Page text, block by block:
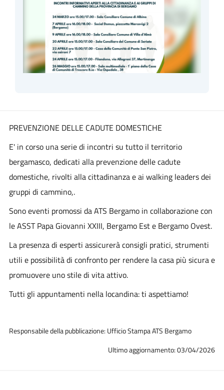
PREVENZIONE DELLE CADUTE DOMESTICHE
E' in corso una serie di incontri su tutto il territorio
bergamasco, dedicati alla prevenzione delle cadute
domestiche, rivolti alla cittadinanza e ai walking leaders dei
gruppi di cammino,.
Sono eventi promossi da ATS Bergamo in collaborazione con
le ASST Papa Giovanni XXIII, Bergamo Est e Bergamo Ovest.
La presenza di esperti assicurerà consigli pratici, strumenti
utili e possibilità di confronto per rendere la casa più sicura e
promuovere uno stile di vita attivo.
Tutti gli appuntamenti nella locandina: ti aspettiamo!
Responsabile della pubblicazione: Ufficio Stampa ATS Bergamo
Ultimo aggiornamento: 03/04/2026